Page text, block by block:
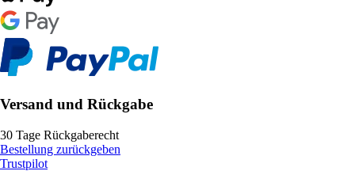
Versand und Rückgabe
30 Tage Rückgaberecht
Bestellung zurückgeben
Trustpilot